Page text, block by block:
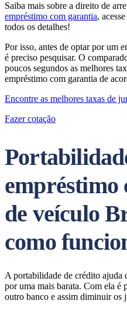
Saiba mais sobre a direito de
empréstimo com garantia,
todos os detalhes!
Por isso, antes de optar por um
é preciso pesquisar. O
poucos segundos as melhores
empréstimo com garantia de
Encontre as melhores taxas de
Fazer cotação
empréstimo
de veículo
como
A portabilidade de crédito ajuda
por uma mais barata. Com ela é
outro banco e assim diminuir os